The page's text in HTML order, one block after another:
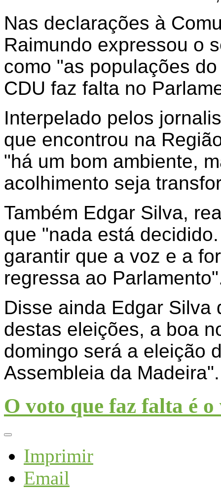
Nas declarações à
Raimundo expressou o
como "as populações
CDU faz falta no
Interpelado pelos
que encontrou na
"há um bom ambiente,
acolhimento seja
Também Edgar Silva,
que "nada está
garantir que a voz e a
regressa ao
Disse ainda Edgar Silva
destas eleições, a boa
domingo será a eleição
Assembleia da Madeira".
O voto que faz falta é
Imprimir
Email